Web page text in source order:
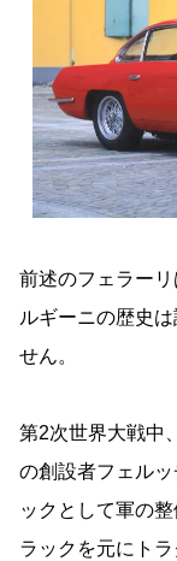
前述のフェラー
ルギーニの歴史
せん。
第2次世界大戦中
の創設者フェル
ックとして軍の
ラックを元にト